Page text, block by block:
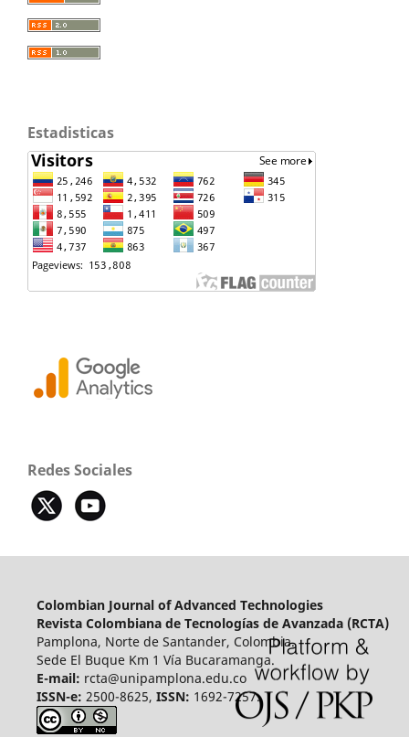
Estadisticas
Redes Sociales
Colombian Journal of Advanced Technologies
Revista Colombiana de Tecnologías de Avanzada (RCTA)
Pamplona, Norte de Santander, Colombia.
Sede El Buque Km 1 Vía Bucaramanga.
E-mail: rcta@unipamplona.edu.co
ISSN-e: 2500-8625, ISSN: 1692-7257.